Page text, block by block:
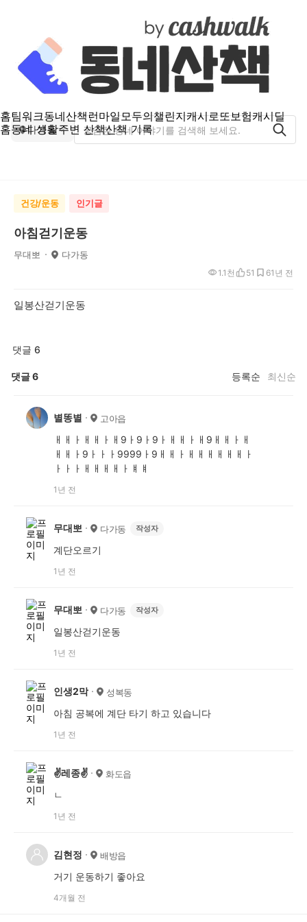
홈팀워크동네산책런마일모두의챌린지캐시로또보험캐시딜
홈동네 생활주변 산책산책 기록
다가동
건강/운동 인기글
아침걷기운동
무대뽀 다가동
1년 전
1.1천 51 6
일봉산걷기운동
댓글 6
댓글6 등록순 최신순
별똥별 고아읍
ㅐㅐㅏㅐㅐㅏㅐ9ㅏ9ㅏ9ㅏㅐㅐㅏㅐ9ㅐㅐㅏㅐ
ㅐㅐㅏ9ㅏㅏㅏ9999ㅏ9ㅐㅐㅏㅐㅐㅐㅐㅐㅐㅏ
ㅏㅏㅏㅐㅐㅐㅐㅏㅒㅒ
1년 전
무대뽀 다가동 작성자
계단오르기
1년 전
무대뽀 다가동 작성자
일봉산걷기운동
1년 전
인생2막 성복동
아침 공복에 계단 타기 하고 있습니다
1년 전
✌️레종✌️ 화도읍
ㄴ
1년 전
김현정 배방읍
거기 운동하기 좋아요
4개월 전